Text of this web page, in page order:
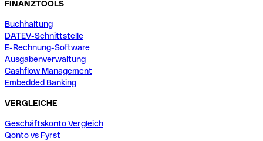
FINANZTOOLS
Buchhaltung
DATEV-Schnittstelle
E-Rechnung-Software
Ausgabenverwaltung
Cashflow Management
Embedded Banking
VERGLEICHE
Geschäftskonto Vergleich
Qonto vs Fyrst